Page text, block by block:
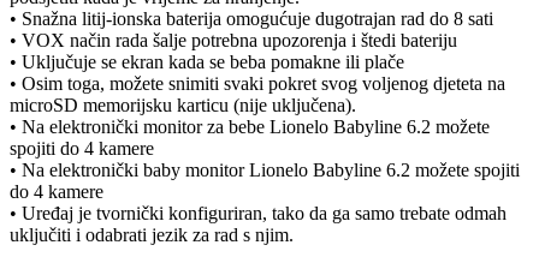
• Snažna litij-ionska baterija omogućuje dugotrajan rad do 8 sati
• VOX način rada šalje potrebna upozorenja i štedi bateriju
• Uključuje se ekran kada se beba pomakne ili plače
• Osim toga, možete snimiti svaki pokret svog voljenog djeteta na
microSD memorijsku karticu (nije uključena).
• Na elektronički monitor za bebe Lionelo Babyline 6.2 možete
spojiti do 4 kamere
• Na elektronički baby monitor Lionelo Babyline 6.2 možete spojiti
do 4 kamere
• Uređaj je tvornički konfiguriran, tako da ga samo trebate odmah
uključiti i odabrati jezik za rad s njim.